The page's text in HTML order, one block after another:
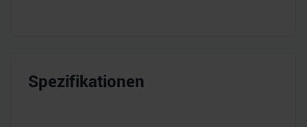
Spezifikationen